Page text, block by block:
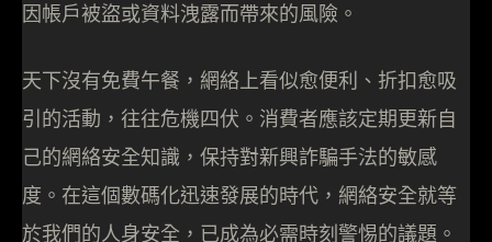
因帳戶被盜或資料洩露而帶來的風險。
天下沒有免費午餐，網絡上看似愈便利、折扣愈吸
引的活動，往往危機四伏。消費者應該定期更新自
己的網絡安全知識，保持對新興詐騙手法的敏感
度。在這個數碼化迅速發展的時代，網絡安全就等
於我們的人身安全，已成為必需時刻警惕的議題。